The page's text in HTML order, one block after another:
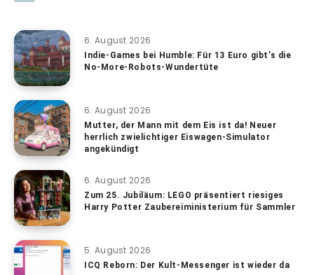
6. August 2026
Indie-Games bei Humble: Für 13 Euro gibt’s die
No-More-Robots-Wundertüte
6. August 2026
Mutter, der Mann mit dem Eis ist da! Neuer
herrlich zwielichtiger Eiswagen-Simulator
angekündigt
6. August 2026
Zum 25. Jubiläum: LEGO präsentiert riesiges
Harry Potter Zaubereiministerium für Sammler
5. August 2026
ICQ Reborn: Der Kult-Messenger ist wieder da